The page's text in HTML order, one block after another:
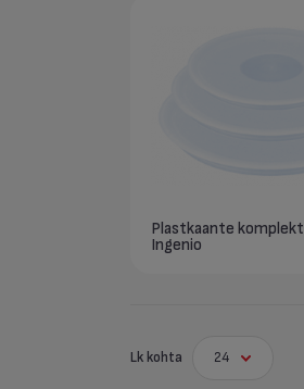
Plastkaante komplekt
Ingenio
Lk kohta 24